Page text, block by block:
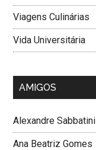
Viagens Culinárias
Vida Universitária
AMIGOS
Alexandre Sabbatini
Ana Beatriz Gomes